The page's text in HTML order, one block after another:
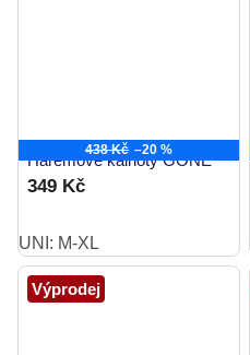
438 Kč –20 %
Harémové kalhoty GONE
349 Kč
UNI: M-XL
Výprodej